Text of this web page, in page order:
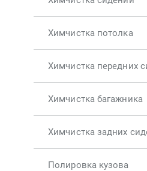
Химчистка потолка
Химчистка передних
Химчистка багажника
Химчистка задних
Полировка кузова